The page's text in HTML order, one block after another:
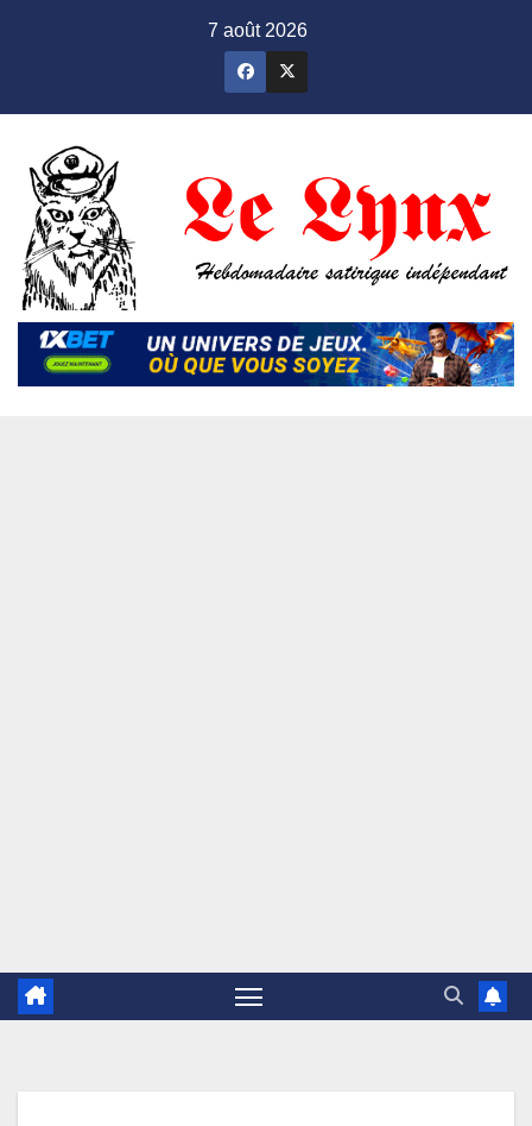
7 août 2026